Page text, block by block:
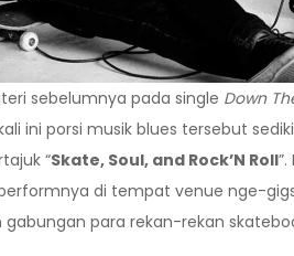
sebelumnya pada single Down
ini porsi musik blues tersebut
“Skate, Soul, and Rock’N Roll
di tempat venue nge-
para rekan-rekan